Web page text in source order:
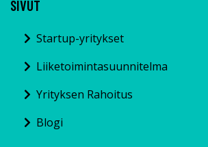
SIVUT
Startup-yritykset
Liiketoimintasuunnitelma
Yrityksen Rahoitus
Blogi